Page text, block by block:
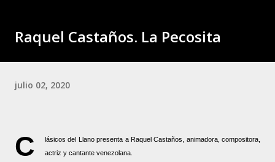
Raquel Castaños. La Pecosita
julio 02, 2020
C
lásicos del Llano presenta a Raquel Castaños, animadora, compositora,
actriz y cantante venezolana.